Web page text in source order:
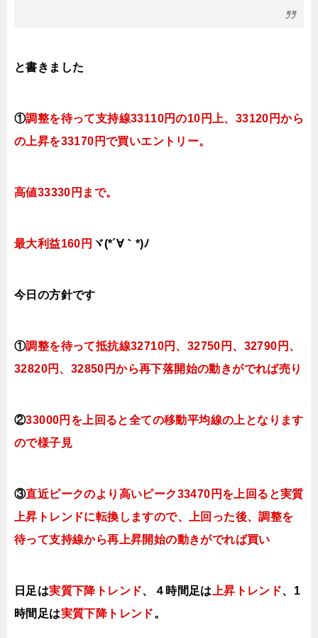
と書きました
①調整を待って支持線33110円の10円上、33120円から
の上昇を33170円で買いエントリー。
高値33330円まで。
最大利益160円 ヾ(*´∀｀*)ﾉ
今日 の方針です
①調整を待って抵抗線32710円、32750円、32790円、
32820円、32850円から再下落開始の動きがでれば売り
②33000円を上回ると全ての移動平均線の上となります
ので様子見
③直近ピークのより高いピーク33470円を上回ると実質
上昇トレンドに転換 しますので、上回った後、調整を
待って支持線から再上昇開始の動きがでれば買い
日足は実質下降トレンド、４時間足は 上昇トレンド、1
時間足は実質下降トレンド。